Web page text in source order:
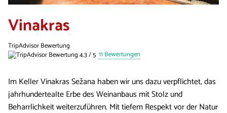
Vinakras
TripAdvisor Bewertung
11 Bewertungen
Im Keller Vinakras Sežana haben wir uns dazu verpflichtet, das
jahrhundertealte Erbe des Weinanbaus mit Stolz und
Beharrlichkeit weiterzuführen. Mit tiefem Respekt vor der Natur